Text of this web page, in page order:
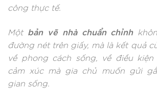
công thực tế.
Một bản vẽ nhà chuẩn chỉnh
đường nét trên giấy, mà là kết quả
về phong cách sống, về điều
cảm xúc mà gia chủ muốn gửi
gian sống.